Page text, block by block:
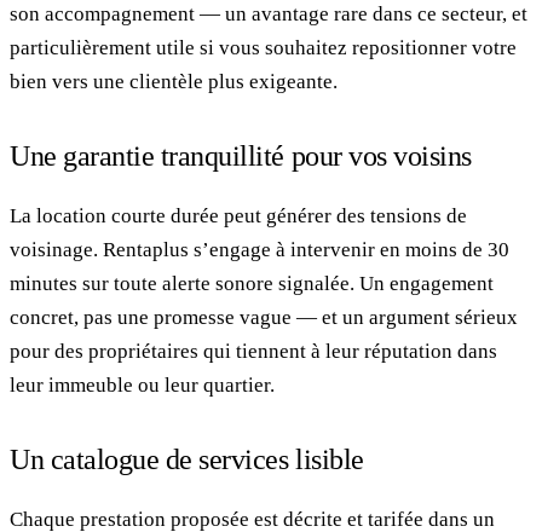
son accompagnement — un avantage rare dans ce secteur, et
particulièrement utile si vous souhaitez repositionner votre
bien vers une clientèle plus exigeante.
Une garantie tranquillité pour vos voisins
La location courte durée peut générer des tensions de
voisinage. Rentaplus s’engage à intervenir en moins de 30
minutes sur toute alerte sonore signalée. Un engagement
concret, pas une promesse vague — et un argument sérieux
pour des propriétaires qui tiennent à leur réputation dans
leur immeuble ou leur quartier.
Un catalogue de services lisible
Chaque prestation proposée est décrite et tarifée dans un